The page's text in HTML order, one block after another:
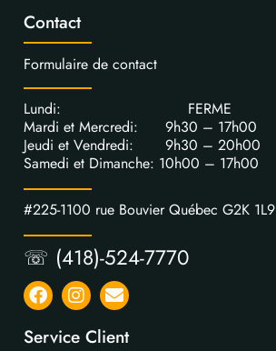
Contact
Formulaire de contact
Lundi: FERME
Mardi et Mercredi: 9h30 – 17h00
Jeudi et Vendredi: 9h30 – 20h00
Samedi et Dimanche: 10h00 – 17h00
#225-1100 rue Bouvier Québec G2K 1L9
☏ (418)-524-7770
Service Client